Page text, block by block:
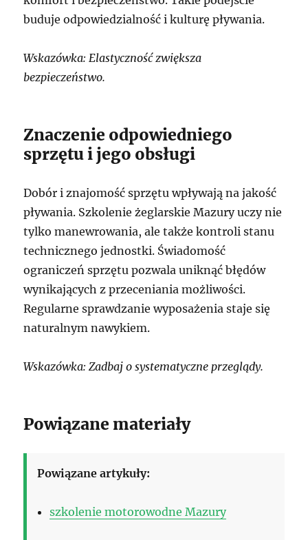
buduje odpowiedzialność i kulturę pływania.
Wskazówka: Elastyczność zwiększa
bezpieczeństwo.
Znaczenie odpowiedniego
sprzętu i jego obsługi
Dobór i znajomość sprzętu wpływają na jakość
pływania. Szkolenie żeglarskie Mazury uczy nie
tylko manewrowania, ale także kontroli stanu
technicznego jednostki. Świadomość
ograniczeń sprzętu pozwala uniknąć błędów
wynikających z przeceniania możliwości.
Regularne sprawdzanie wyposażenia staje się
naturalnym nawykiem.
Wskazówka: Zadbaj o systematyczne przeglądy.
Powiązane materiały
Powiązane artykuły:
szkolenie motorowodne Mazury